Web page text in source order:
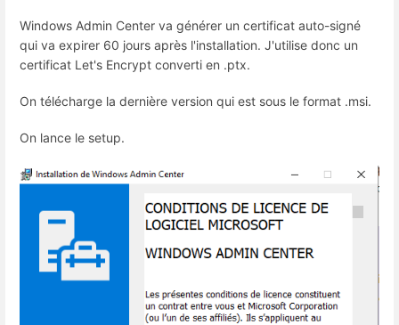
Windows Admin Center va générer un certificat auto-signé
qui va expirer 60 jours après l'installation. J'utilise donc un
certificat Let's Encrypt converti en .ptx.
On télécharge la dernière version qui est sous le format .msi.
On lance le setup.